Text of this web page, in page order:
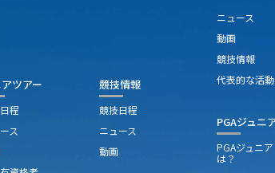
ツアー
程
ス
競技情報
競技日程
ニュース
動画
ニュース
動画
競技情報
代表的な活
PGAジュニ
PGAジュニ
は？